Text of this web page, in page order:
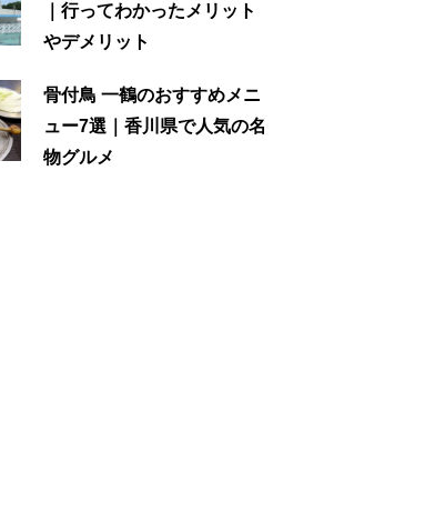
｜行ってわかったメリット
やデメリット
骨付鳥 一鶴のおすすめメニ
ュー7選｜香川県で人気の名
物グルメ